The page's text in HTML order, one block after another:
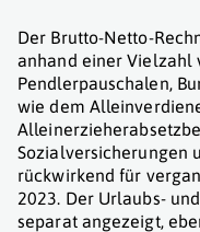
Der Brutto-Netto-
anhand einer Vielzahl
Pendlerpauschalen,
wie dem
Sozialversicherungen
rückwirkend für
2023. Der Urlaubs-
separat angezeigt,